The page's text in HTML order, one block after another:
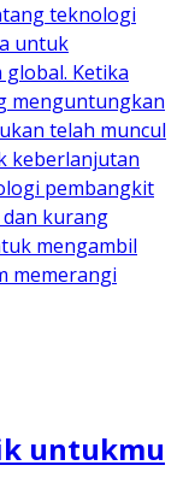
teknologi
untuk
Ketika
menguntungkan
telah muncul
keberlanjutan
pembangkit
kurang
mengambil
memerangi
untukmu